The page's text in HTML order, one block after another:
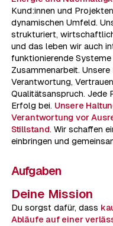
Kund:innen und
dynamischen Umfeld.
strukturiert,
und das leben wir auch
funktionierende
Zusammenarbeit.
Verantwortung,
Qualitätsanspruch. Jede
Erfolg bei. Unsere
Verantwortung vor
Stillstand. Wir schaffen
einbringen und
Aufgaben
Deine Mission
Du sorgst dafür, dass
Abläufe auf einer